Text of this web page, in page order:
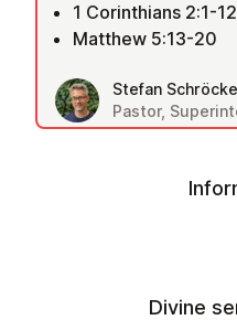
1 Corinthians 2:1-12
Matthew 5:13-20
Stefan
Pastor,
Divine